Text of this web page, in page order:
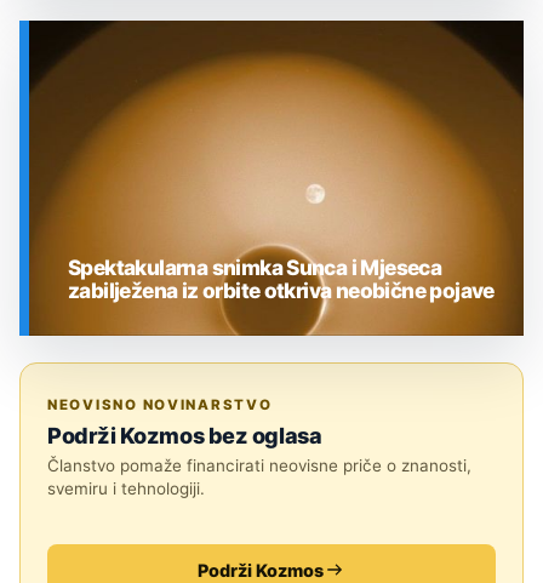
Spektakularna snimka Sunca i Mjeseca
zabilježena iz orbite otkriva neobične pojave
NEOVISNO NOVINARSTVO
Podrži Kozmos bez oglasa
Članstvo pomaže financirati neovisne priče o znanosti,
svemiru i tehnologiji.
Podrži Kozmos